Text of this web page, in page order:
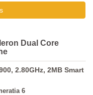
Dual Core
2.80GHz, 2MB Smart
6